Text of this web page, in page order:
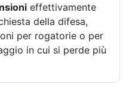
effettivamente
della difesa,
per rogatorie o per
in cui si perde più